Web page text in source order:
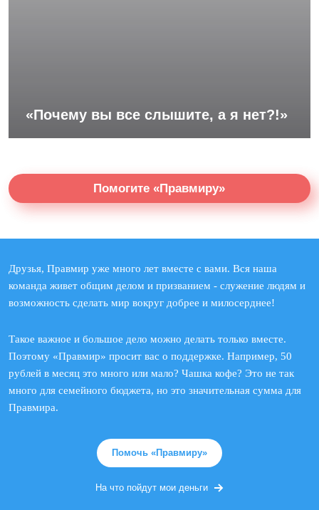
«Почему вы все слышите, а я нет?!»
Помогите «Правмиру»
Друзья, Правмир уже много лет вместе с вами. Вся наша
команда живет общим делом и призванием - служение людям и
возможность сделать мир вокруг добрее и милосерднее!
Такое важное и большое дело можно делать только вместе.
Поэтому «Правмир» просит вас о поддержке. Например, 50
рублей в месяц это много или мало? Чашка кофе? Это не так
много для семейного бюджета, но это значительная сумма для
Правмира.
Помочь «Правмиру»
На что пойдут мои деньги